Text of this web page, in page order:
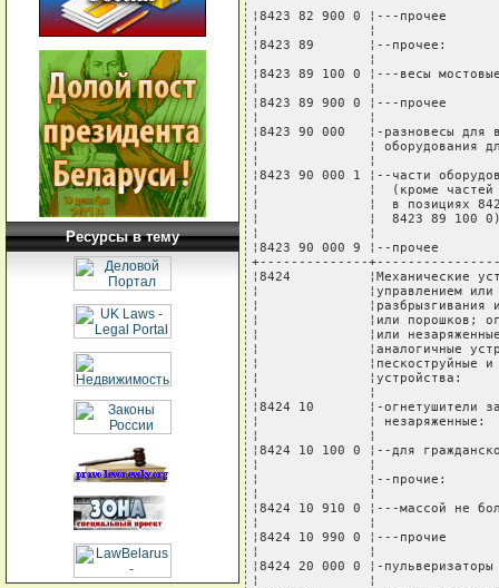
Ресурсы в тему
¦8423 82 900 0 ¦---прочее                               ¦  шт   ¦
¦              ¦                                        ¦       ¦
¦8423 89       ¦--прочее:                               ¦       ¦
¦              ¦                                        ¦       ¦
¦8423 89 100 0 ¦---весы мостовые                        ¦  шт   ¦
¦              ¦                                        ¦       ¦
¦8423 89 900 0 ¦---прочее                               ¦  шт   ¦
¦              ¦                                        ¦       ¦
¦8423 90 000   ¦-разновесы для весов всех типов; части  ¦       ¦
¦              ¦ оборудования для взвешивания:          ¦       ¦
¦              ¦                                        ¦       ¦
¦8423 90 000 1 ¦--части оборудования для взвешивания    ¦   -   ¦
¦              ¦  (кроме частей оборудования, указанного¦       ¦
¦              ¦  в позициях 8423 10, 8423 81 500 0,    ¦       ¦
¦              ¦  8423 89 100 0)                        ¦       ¦
¦              ¦                                        ¦       ¦
¦8423 90 000 9 ¦--прочее                                ¦   -   ¦
+--------------+----------------------------------------+-------+
¦8424          ¦Механические устройства (с ручным       ¦       ¦
¦              ¦управлением или без него) для метания,  ¦       ¦
¦              ¦разбрызгивания или распыления жидкостей ¦       ¦
¦              ¦или порошков; огнетушители заряженные   ¦       ¦
¦              ¦или незаряженные; пульверизаторы и      ¦       ¦
¦              ¦аналогичные устройства; пароструйные или¦       ¦
¦              ¦пескоструйные и аналогичные метательные ¦       ¦
¦              ¦устройства:                             ¦       ¦
¦              ¦                                        ¦       ¦
¦8424 10       ¦-огнетушители заряженные или            ¦       ¦
¦              ¦ незаряженные:                          ¦       ¦
¦              ¦                                        ¦       ¦
¦8424 10 100 0 ¦--для гражданской авиации               ¦  шт   ¦
¦              ¦                                        ¦       ¦
¦              ¦--прочие:                               ¦       ¦
¦              ¦                                        ¦       ¦
¦8424 10 910 0 ¦---массой не более 21 кг                ¦  шт   ¦
¦              ¦                                        ¦       ¦
¦8424 10 990 0 ¦---прочие                               ¦  шт   ¦
¦              ¦                                        ¦       ¦
¦8424 20 000 0 ¦-пульверизаторы и аналогичные устройства¦  шт   ¦
¦              ¦                                        ¦       ¦
¦8424 30       ¦-машины пароструйные или пескоструйные и¦       ¦
¦              ¦аналогичные метательные устройства:     ¦       ¦
¦              ¦                                        ¦       ¦
¦              ¦--устройства для мойки водой с          ¦       ¦
¦              ¦  встроенным двигателем:                ¦       ¦
¦              ¦                                        ¦       ¦
¦8424 30 010 0 ¦---с нагревательным устройством         ¦  шт   ¦
¦              ¦                                        ¦       ¦
¦              ¦---прочие, с двигателем мощностью:      ¦       ¦
¦              ¦                                        ¦       ¦
¦8424 30 050 0 ¦----не более 7,5 кВт                    ¦  шт   ¦
¦              ¦                                        ¦       ¦
¦8424 30 090 0 ¦----более 7,5 кВт                       ¦  шт   ¦
¦              ¦                                        ¦       ¦
¦              ¦--машины прочие:                        ¦       ¦
¦              ¦                                        ¦       ¦
¦8424 30 100 0 ¦---работающие от сжатого воздуха        ¦  шт   ¦
¦              ¦                                        ¦       ¦
¦8424 30 900 0 ¦---прочие                               ¦  шт   ¦
¦              ¦                                        ¦       ¦
¦              ¦-устройства прочие:                     ¦       ¦
¦              ¦                                        ¦       ¦
¦8424 81       ¦--для сельского хозяйства или           ¦       ¦
¦              ¦  садоводства:                          ¦       ¦
¦              ¦                                        ¦       ¦
¦8424 81 100 0 ¦---приспособления для полива            ¦  шт   ¦
¦              ¦                                        ¦       ¦
¦              ¦---прочие:                              ¦       ¦
¦              ¦                                        ¦       ¦
¦8424 81 300 0 ¦----переносные приспособления           ¦  шт   ¦
¦              ¦                                        ¦       ¦
¦